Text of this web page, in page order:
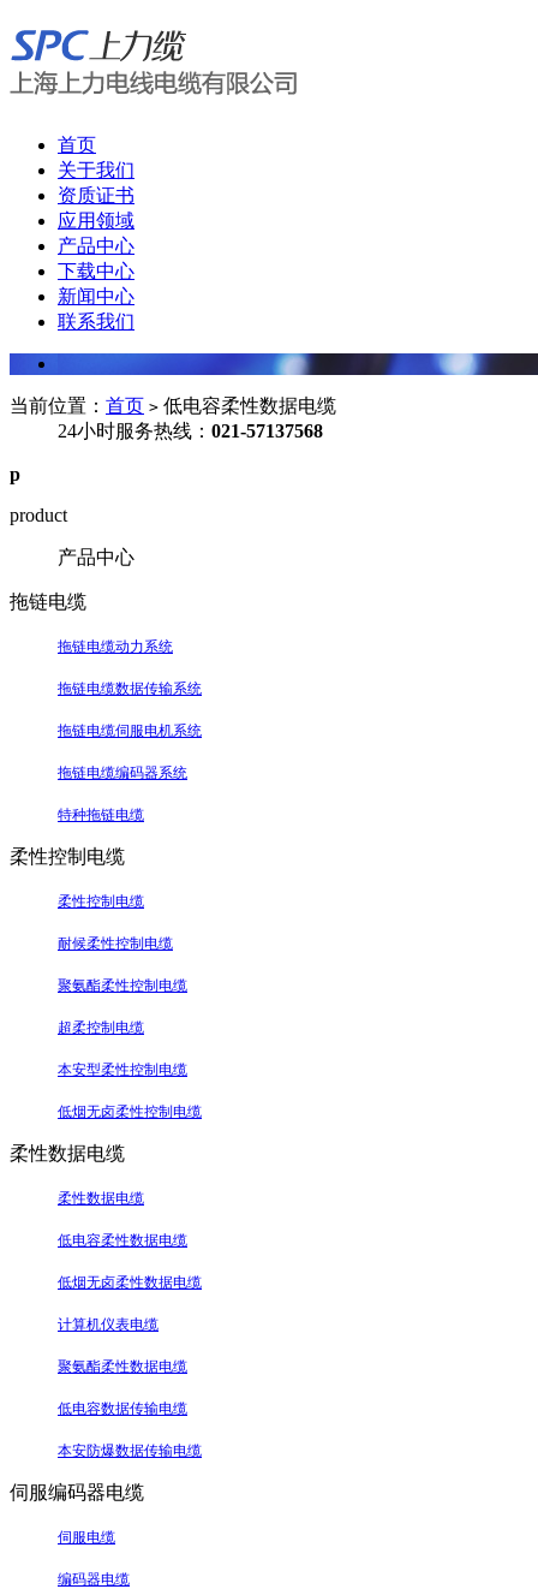
首页
关于我们
资质证书
应用领域
产品中心
下载中心
新闻中心
联系我们
当前位置： 首页 > 低电容柔性数据电缆
24小时服务热线： 021-57137568
p
product
产品中心
拖链电缆
拖链电缆动力系统
拖链电缆数据传输系统
拖链电缆伺服电机系统
拖链电缆编码器系统
特种拖链电缆
柔性控制电缆
柔性控制电缆
耐候柔性控制电缆
聚氨酯柔性控制电缆
超柔控制电缆
本安型柔性控制电缆
低烟无卤柔性控制电缆
柔性数据电缆
柔性数据电缆
低电容柔性数据电缆
低烟无卤柔性数据电缆
计算机仪表电缆
聚氨酯柔性数据电缆
低电容数据传输电缆
本安防爆数据传输电缆
伺服编码器电缆
伺服电缆
编码器电缆